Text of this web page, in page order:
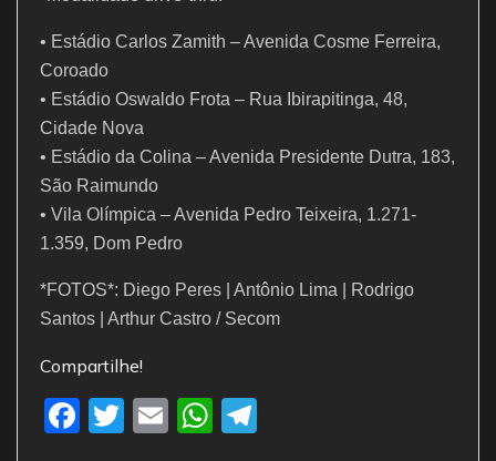
• Estádio Carlos Zamith – Avenida Cosme Ferreira,
Coroado
• Estádio Oswaldo Frota – Rua Ibirapitinga, 48,
Cidade Nova
• Estádio da Colina – Avenida Presidente Dutra, 183,
São Raimundo
• Vila Olímpica – Avenida Pedro Teixeira, 1.271-
1.359, Dom Pedro
*FOTOS*: Diego Peres | Antônio Lima | Rodrigo
Santos | Arthur Castro / Secom
Compartilhe!
F
T
E
W